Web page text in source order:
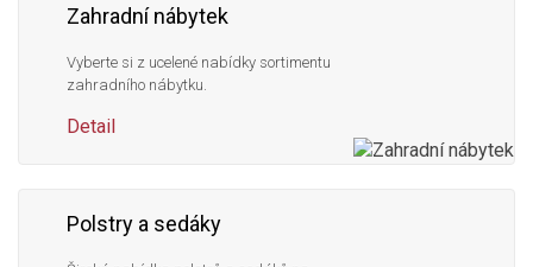
Zahradní nábytek
Vyberte si z ucelené nabídky sortimentu
zahradního nábytku.
Detail
Polstry a sedáky